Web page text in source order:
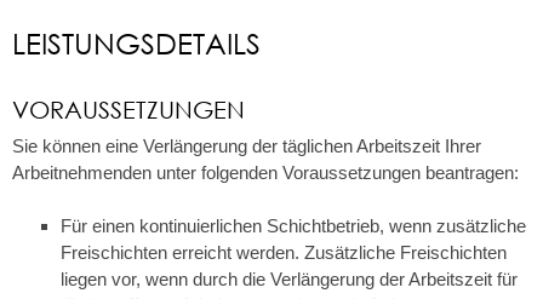
LEISTUNGSDETAILS
VORAUSSETZUNGEN
Sie können eine Verlängerung der täglichen Arbeitszeit Ihrer
Arbeitnehmenden unter folgenden Voraussetzungen beantragen:
Für einen kontinuierlichen Schichtbetrieb, wenn zusätzliche
Freischichten erreicht werden. Zusätzliche Freischichten
liegen vor, wenn durch die Verlängerung der Arbeitszeit für